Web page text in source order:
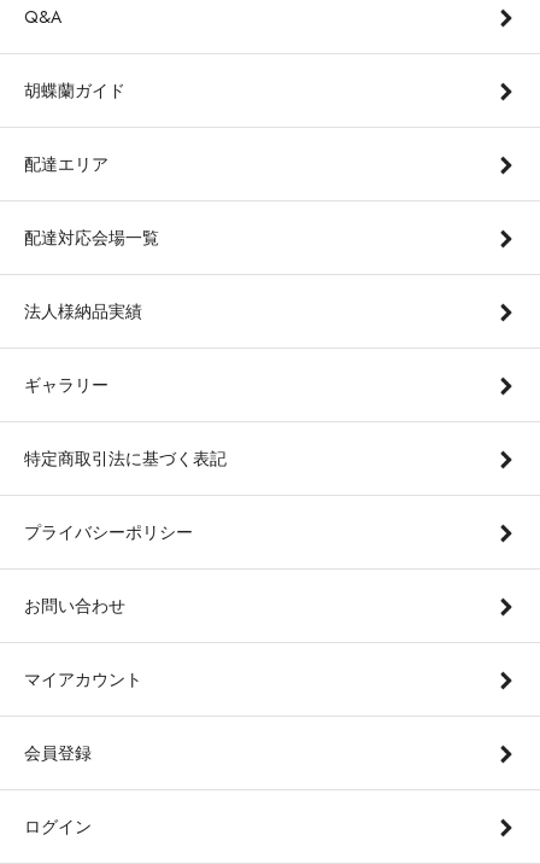
Q&A
胡蝶蘭ガイド
配達エリア
配達対応会場一覧
法人様納品実績
ギャラリー
特定商取引法に基づく表記
プライバシーポリシー
お問い合わせ
マイアカウント
会員登録
ログイン